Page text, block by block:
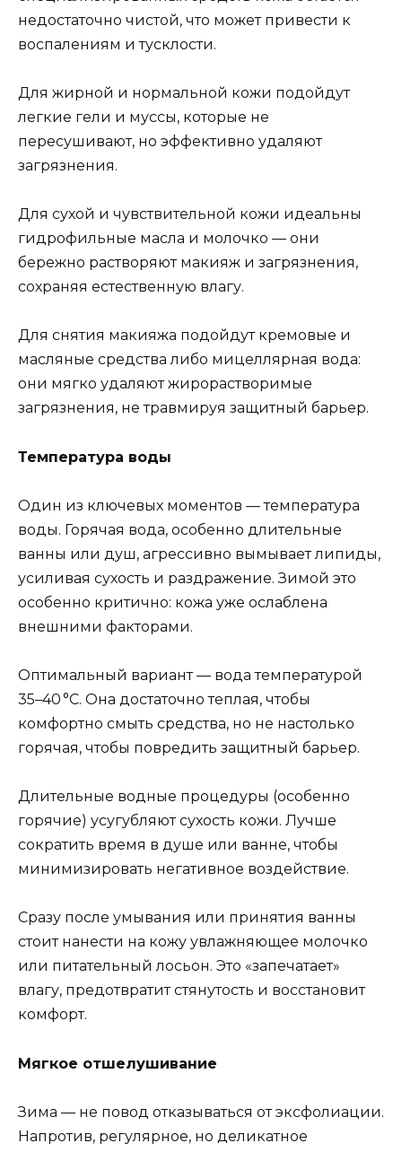
недостаточно чистой, что может привести к
воспалениям и тусклости.
Для жирной и нормальной кожи подойдут
легкие гели и муссы, которые не
пересушивают, но эффективно удаляют
загрязнения.
Для сухой и чувствительной кожи идеальны
гидрофильные масла и молочко — они
бережно растворяют макияж и загрязнения,
сохраняя естественную влагу.
Для снятия макияжа подойдут кремовые и
масляные средства либо мицеллярная вода:
они мягко удаляют жирорастворимые
загрязнения, не травмируя защитный барьер.
Температура воды
Один из ключевых моментов — температура
воды. Горячая вода, особенно длительные
ванны или душ, агрессивно вымывает липиды,
усиливая сухость и раздражение. Зимой это
особенно критично: кожа уже ослаблена
внешними факторами.
Оптимальный вариант — вода температурой
35–40 °C. Она достаточно теплая, чтобы
комфортно смыть средства, но не настолько
горячая, чтобы повредить защитный барьер.
Длительные водные процедуры (особенно
горячие) усугубляют сухость кожи. Лучше
сократить время в душе или ванне, чтобы
минимизировать негативное воздействие.
Сразу после умывания или принятия ванны
стоит нанести на кожу увлажняющее молочко
или питательный лосьон. Это «запечатает»
влагу, предотвратит стянутость и восстановит
комфорт.
Мягкое отшелушивание
Зима — не повод отказываться от эксфолиации.
Напротив, регулярное, но деликатное